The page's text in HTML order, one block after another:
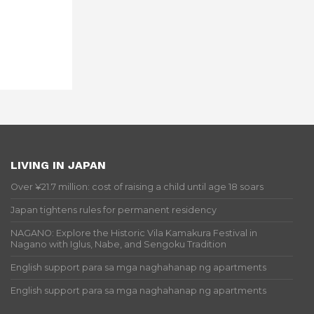
LIVING IN JAPAN
Over ¥21.7 million: cost of raising a child until age 18 soars
Japan tightens rules for permanent residency
NAGANO: Explore the Historic Vila Kamakura Festival in
Nagano with Iglus, Nabe, and Sengoku Tradition
English support para sa mga naghahanap ng apartments
English support para sa mga naghahanap ng apartments